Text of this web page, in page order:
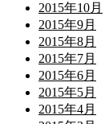
2015年10月
2015年9月
2015年8月
2015年7月
2015年6月
2015年5月
2015年4月